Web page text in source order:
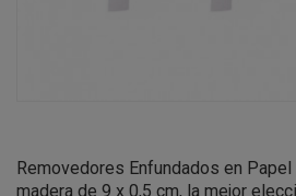
Removedores Enfundados en
madera de 9 x 0,5 cm, la mejor